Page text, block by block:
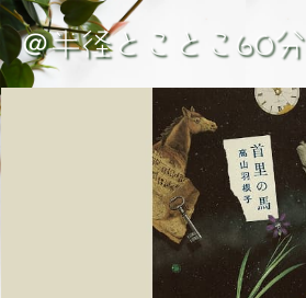
＠半径とことこ60分